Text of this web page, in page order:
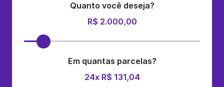
Quanto você deseja?
R$ 2.000,00
Em quantas parcelas?
24x R$ 131,04